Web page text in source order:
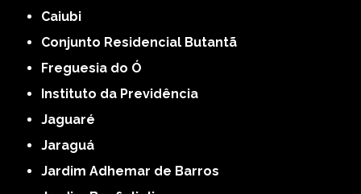
Caiubi
Conjunto Residencial Butantã
Freguesia do Ó
Instituto da Previdência
Jaguaré
Jaraguá
Jardim Adhemar de Barros